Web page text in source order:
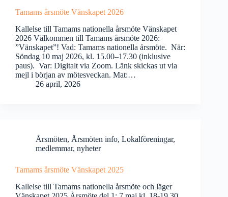
Tamams årsmöte Vänskapet 2026
Kallelse till Tamams nationella årsmöte Vänskapet
2026 Välkommen till Tamams årsmöte 2026:
”Vänskapet”! Vad: Tamams nationella årsmöte. När:
Söndag 10 maj 2026, kl. 15.00–17.30 (inklusive
paus). Var: Digitalt via Zoom. Länk skickas ut via
mejl i början av mötesveckan. Mat:…
26 april, 2026
Årsmöten, Årsmöten info, Lokalföreningar,
medlemmar, nyheter
Tamams årsmöte Vänskapet 2025
Kallelse till Tamams nationella årsmöte och läger